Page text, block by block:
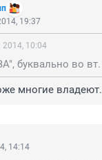
19:37
2014, 10:04
многие владеют.
14:14